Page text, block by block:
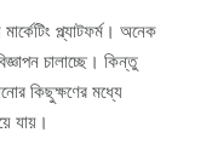
প্ল্যাটফর্ম। অনেক
চালাচ্ছে। কিন্তু
কিছুক্ষণের মধ্যে
যায়।